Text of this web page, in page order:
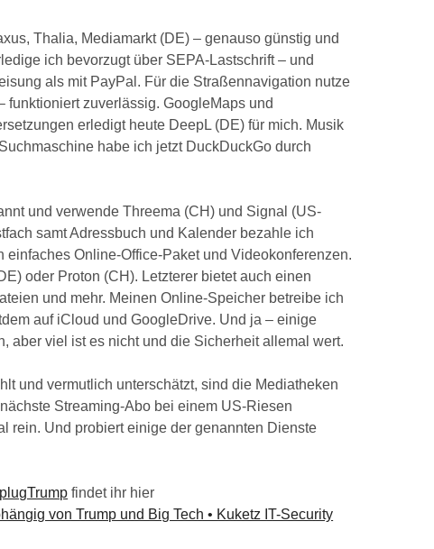
Thalia, Mediamarkt (DE) – genauso günstig und
ich bevorzugt über SEPA-Lastschrift – und
als mit PayPal. Für die Straßennavigation nutze
funktioniert zuverlässig. GoogleMaps und
erledigt heute DeepL (DE) für mich. Musik
habe ich jetzt DuckDuckGo durch
und verwende Threema (CH) und Signal (US-
samt Adressbuch und Kalender bezahle ich
einfaches Online-Office-Paket und Videokonferenzen.
oder Proton (CH). Letzterer bietet auch einen
und mehr. Meinen Online-Speicher betreibe ich
auf iCloud und GoogleDrive. Und ja – einige
aber viel ist es nicht und die Sicherheit allemal wert.
und vermutlich unterschätzt, sind die Mediatheken
Streaming-Abo bei einem US-Riesen
rein. Und probiert einige der genannten Dienste
findet ihr hier
von Trump und Big Tech • Kuketz IT-Security